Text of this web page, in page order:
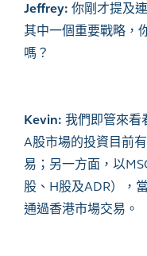
Jeffrey: 你剛才提及
其中一個重要戰略，
嗎？
Kevin: 我們即管來看
A股市場的投資目前
易；另一方面，以
股、H股及ADR），
通過香港市場交易。